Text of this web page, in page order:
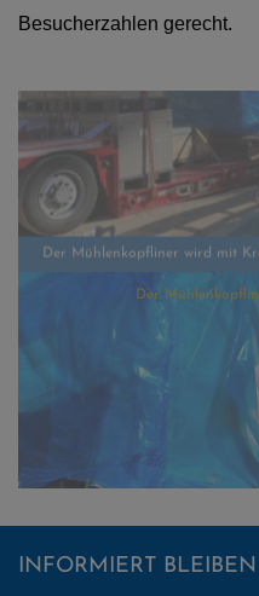
Besucherzahlen gerecht.
Der Mühlenkopfliner wird mit
Der
INFORMIERT BLEIBEN